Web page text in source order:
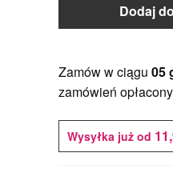
Dodaj
Zamów w ciągu 05
zamówień
Wysyłka już od